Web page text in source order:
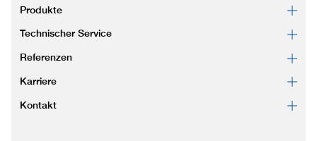
Produkte
Technischer Service
Referenzen
Karriere
Kontakt